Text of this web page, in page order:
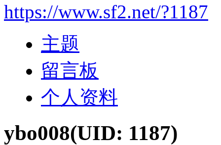
https://www.sf2.net/?1187
主题
留言板
个人资料
ybo008(UID: 1187)